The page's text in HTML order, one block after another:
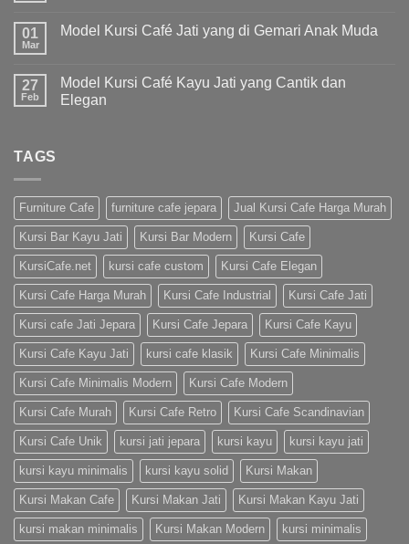
01
Mar
Model Kursi Café Jati yang di Gemari Anak Muda
27
Feb
Model Kursi Café Kayu Jati yang Cantik dan
Elegan
TAGS
Furniture Cafe furniture cafe jepara Jual Kursi Cafe Harga Murah
Kursi Bar Kayu Jati Kursi Bar Modern Kursi Cafe
KursiCafe.net kursi cafe custom Kursi Cafe Elegan
Kursi Cafe Harga Murah Kursi Cafe Industrial Kursi Cafe Jati
Kursi cafe Jati Jepara Kursi Cafe Jepara Kursi Cafe Kayu
Kursi Cafe Kayu Jati kursi cafe klasik Kursi Cafe Minimalis
Kursi Cafe Minimalis Modern Kursi Cafe Modern
Kursi Cafe Murah Kursi Cafe Retro Kursi Cafe Scandinavian
Kursi Cafe Unik kursi jati jepara kursi kayu kursi kayu jati
kursi kayu minimalis kursi kayu solid Kursi Makan
Kursi Makan Cafe Kursi Makan Jati Kursi Makan Kayu Jati
kursi makan minimalis Kursi Makan Modern kursi minimalis